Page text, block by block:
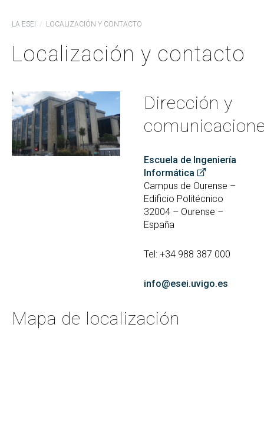
LA ESEI LOCALIZACIÓN Y CONTACTO
Localización y contacto
Dirección y
Escuela de Ingeniería
Informática
Campus de Ourense –
Edificio Politécnico
32004 – Ourense –
España
Tel: +34 988 387 000
info@esei.uvigo.es
Mapa de localización